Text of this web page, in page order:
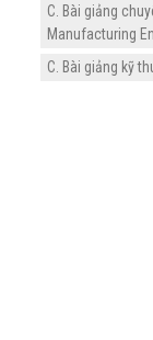
C. Bài giảng
Manufacturing
C. Bài giảng kỹ